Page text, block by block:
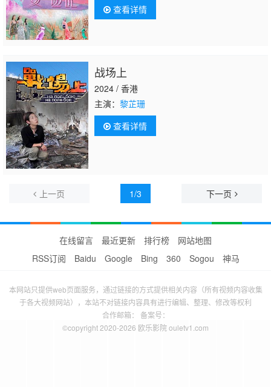
思 秦冀雯 卢凯怡 陈甜甜 吴芷靖 梁嘉莹 钟翠
诗 程姜月 杨梓瑶 俞可程
查看详情
战场上
2024 / 香港
主演： 黎芷珊
查看详情
上一页 1/3 下一页
在线留言 最近更新 排行榜
网站地图
RSS订阅
Baidu Google Bing 360 Sogou 神马
本网站只提供web页面服务，通过链接的方式提供相关内容（所有视频内容收集
于各大视频网站），本站不对链接内容具有进行编辑、整理、修改等权利
合作邮箱： 备案号：
©copyright 2020-2026 欧乐影院 ouletv1.com